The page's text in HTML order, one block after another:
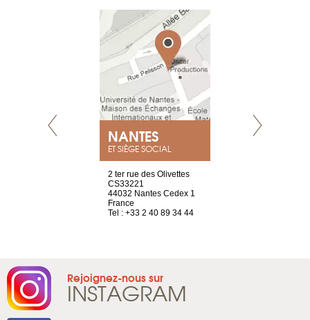
NANTES
ET SIÈGE SOCIAL
2 ter rue des Olivettes
CS33221
44032 Nantes Cedex 1
France
Tel : +33 2 40 89 34 44
Rejoignez-nous sur
INSTAGRAM